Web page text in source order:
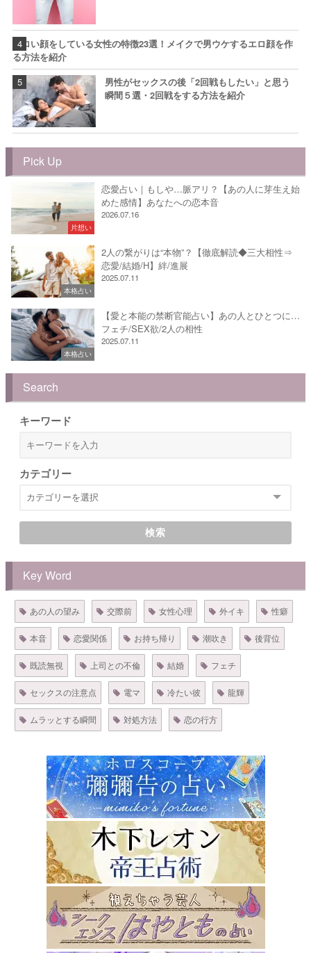
エロい顔をしている女性の特徴23選！メイクで男ウケするエロ顔を作
る方法を紹介
男性がセックスの後「2回戦もしたい」と思う
瞬間５選・2回戦をする方法を紹介
Pick Up
片想い
恋愛占い｜もしや…脈アリ？【あの人に芽生え始
めた感情】あなたへの恋本音
2026.07.16
本格占い
2人の繋がりは“本物”？【徹底解読◆三大相性⇒
恋愛/結婚/H】絆/進展
2025.07.11
本格占い
【愛と本能の禁断官能占い】あの人とひとつに…
フェチ/SEX欲/2人の相性
2025.07.11
Search
キーワード
カテゴリー
検索
Key Word
あの人の望み 交際前 女性心理 外イキ 性癖
本音 恋愛関係 お持ち帰り 潮吹き 後背位
既読無視 上司との不倫 結婚 フェチ
セックスの注意点 電マ 冷たい彼 龍輝
ムラッとする瞬間 対処方法 恋の行方